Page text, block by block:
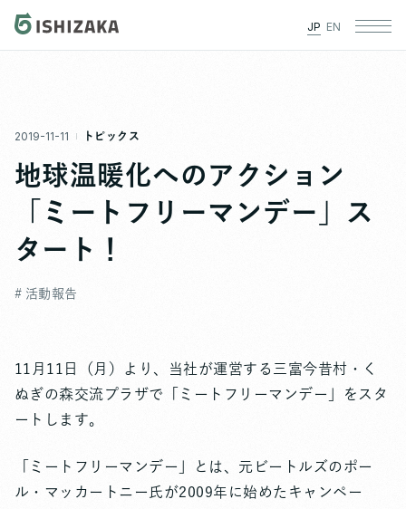
JP EN
2019-11-11 トピックス
地球温暖化へのアクション
「ミートフリーマンデー」ス
タート！
# 活動報告
11月11日（月）より、当社が運営する三富今昔村・く
ぬぎの森交流プラザで「ミートフリーマンデー」をスタ
ートします。
「ミートフリーマンデー」とは、元ビートルズのポー
ル・マッカートニー氏が2009年に始めたキャンペー